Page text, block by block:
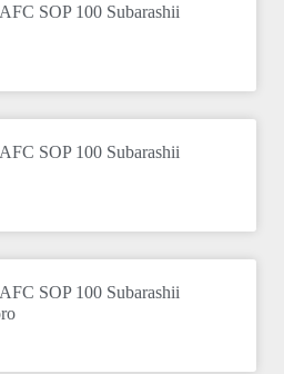
SOP 100 Subarashii
SOP 100 Subarashii
SOP 100 Subarashii